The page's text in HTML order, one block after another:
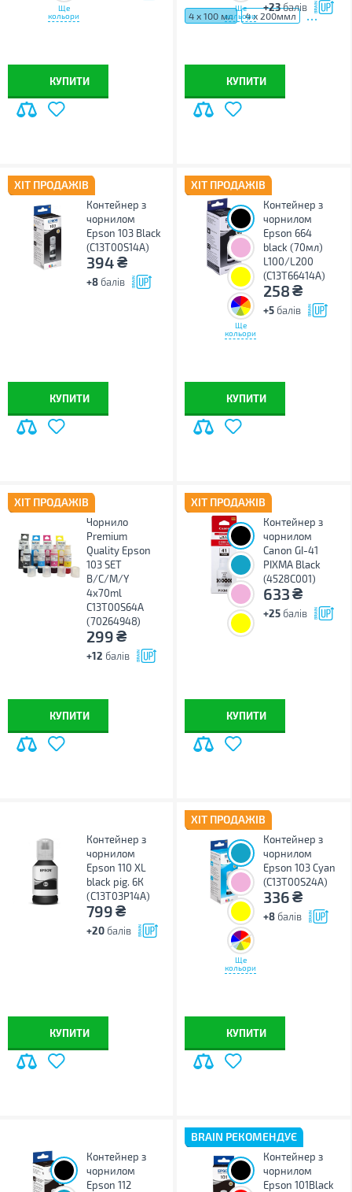
Ще
кольори
КУПИТИ
Ще
кольори
+23балів
4 х 100 мл 4 х 200ммл ...
КУПИТИ
ХІТ ПРОДАЖІВ
Контейнер з
чорнилом
Epson 103 Black
(C13T00S14A)
394₴
+8 балів
КУПИТИ
ХІТ ПРОДАЖІВ
Ще
кольори
Контейнер з
чорнилом
Epson 664
black (70мл)
L100/L200
(C13T66414A)
258₴
+5 балів
КУПИТИ
ХІТ ПРОДАЖІВ
Чорнило
Premium
Quality Epson
103 SET
B/C/M/Y
4х70ml
C13T00S64A
(70264948)
299₴
+12 балів
КУПИТИ
ХІТ ПРОДАЖІВ
Контейнер з
чорнилом
Canon GI-41
PIXMA Black
(4528C001)
633₴
+25 балів
КУПИТИ
Контейнер з
чорнилом
Epson 110 XL
black pig. 6К
(C13T03P14A)
799₴
+20 балів
КУПИТИ
ХІТ ПРОДАЖІВ
Ще
кольори
Контейнер з
чорнилом
Epson 103 Cyan
(C13T00S24A)
336₴
+8 балів
КУПИТИ
Контейнер з
чорнилом
Epson 112
BRAIN РЕКОМЕНДУЄ
Контейнер з
чорнилом
Epson 101Black